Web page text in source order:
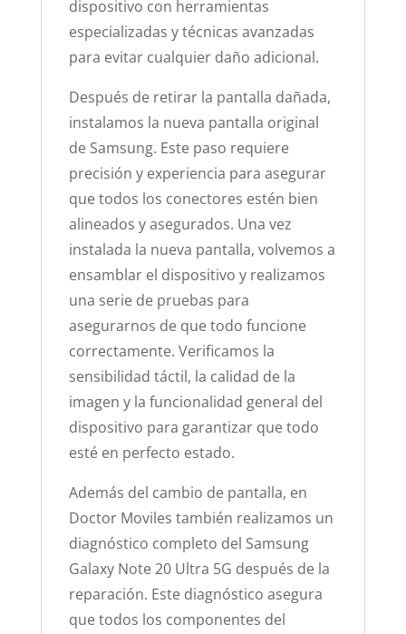
dispositivo con herramientas
especializadas y técnicas avanzadas
para evitar cualquier daño adicional.
Después de retirar la pantalla dañada,
instalamos la nueva pantalla original
de Samsung. Este paso requiere
precisión y experiencia para asegurar
que todos los conectores estén bien
alineados y asegurados. Una vez
instalada la nueva pantalla, volvemos a
ensamblar el dispositivo y realizamos
una serie de pruebas para
asegurarnos de que todo funcione
correctamente. Verificamos la
sensibilidad táctil, la calidad de la
imagen y la funcionalidad general del
dispositivo para garantizar que todo
esté en perfecto estado.
Además del cambio de pantalla, en
Doctor Moviles también realizamos un
diagnóstico completo del Samsung
Galaxy Note 20 Ultra 5G después de la
reparación. Este diagnóstico asegura
que todos los componentes del